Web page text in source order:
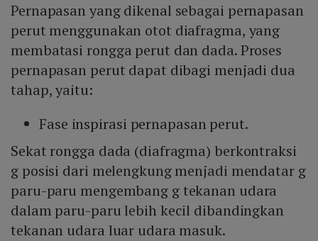
Pernapasan yang dikenal sebagai pernapasan
perut menggunakan otot diafragma, yang
membatasi rongga perut dan dada. Proses
pernapasan perut dapat dibagi menjadi dua
tahap, yaitu:
Fase inspirasi pernapasan perut.
Sekat rongga dada (diafragma) berkontraksi
g posisi dari melengkung menjadi mendatar g
paru-paru mengembang g tekanan udara
dalam paru-paru lebih kecil dibandingkan
tekanan udara luar udara masuk.